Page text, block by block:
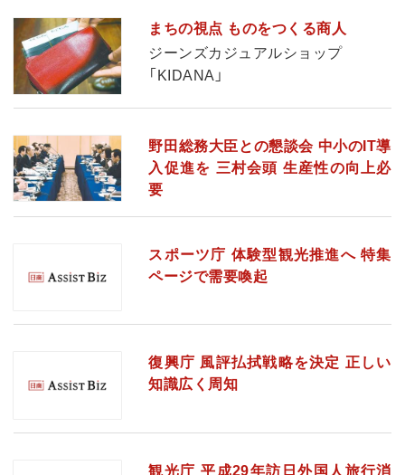
まちの視点 ものをつくる商人
ジーンズカジュアルショップ
「KIDANA」
野田総務大臣との懇談会 中小のIT導
入促進を 三村会頭 生産性の向上必
要
スポーツ庁 体験型観光推進へ 特集
ページで需要喚起
復興庁 風評払拭戦略を決定 正しい
知識広く周知
観光庁 平成29年訪日外国人旅行消